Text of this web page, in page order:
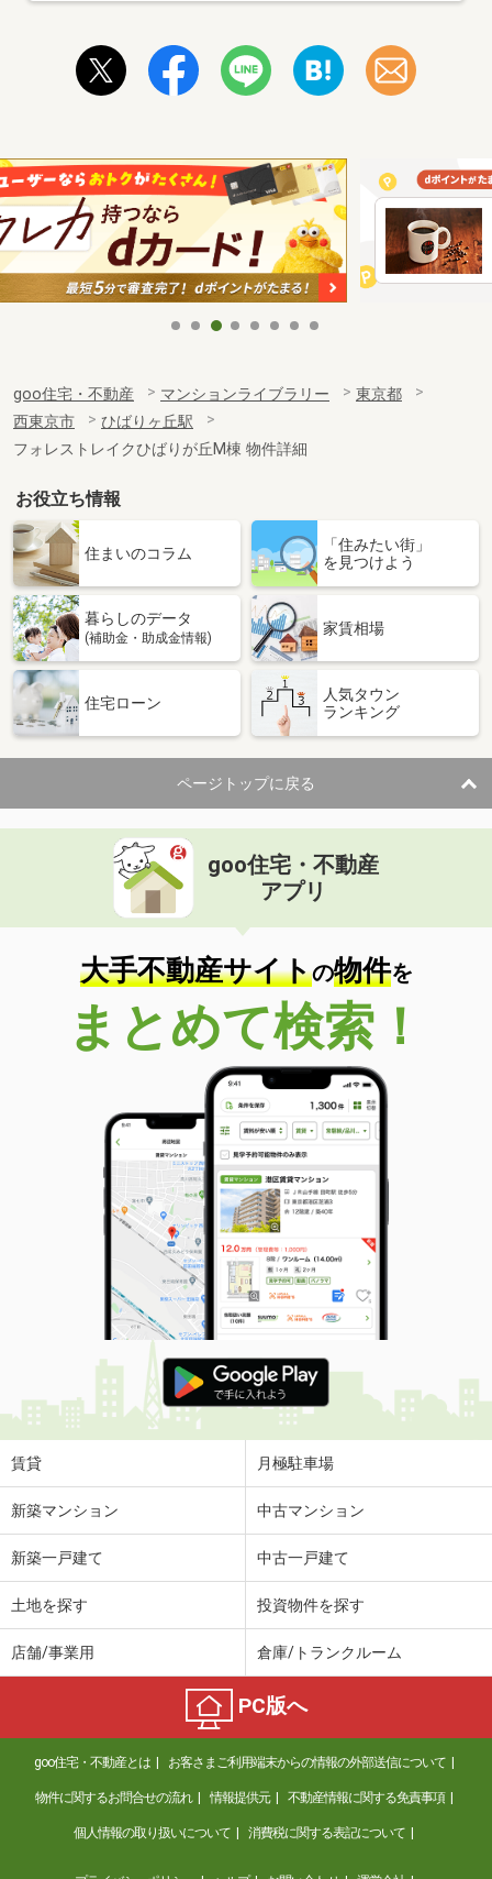
goo住宅・不動産 マンションライブラリー
東京都
西東京市
ひばりヶ丘駅
フォレストレイクひばりが丘M棟 物件詳細
お役立ち情報
住まいのコラム
「住みたい街」
を見つけよう
暮らしのデータ
(補助金・助成金情報)
家賃相場
住宅ローン
人気タウン
ランキング
ページトップに戻る
goo住宅・不動産
アプリ
大手不動産サイトの物件を
まとめて検索！
賃貸 月極駐車場
新築マンション 中古マンション
新築一戸建て 中古一戸建て
土地を探す 投資物件を探す
店舗/事業用 倉庫/トランクルーム
PC版へ
goo住宅・不動産とは お客さまご利用端末からの情報の外部送信について
物件に関するお問合せの流れ 情報提供元 不動産情報に関する免責事項
個人情報の取り扱いについて 消費税に関する表記について